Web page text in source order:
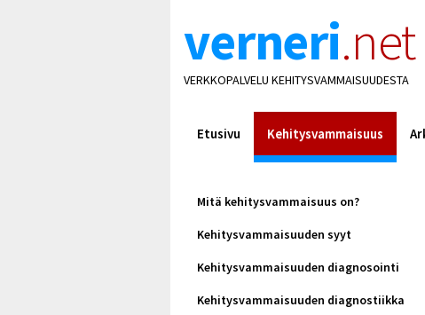
verneri.net
VERKKOPALVELU KEHITYSVAMMAISUUDESTA
Etusivu Kehitysvammaisuus
Mitä kehitysvammaisuus on?
Kehitysvammaisuuden syyt
Kehitysvammaisuuden diagnosointi
Kehitysvammaisuuden diagnostiikka